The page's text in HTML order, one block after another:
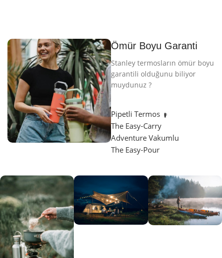
Ömür Boyu Garanti
Stanley termosların ömür boyu
garantili olduğunu biliyor
muydunuz ?
Pipetli Termos
The Easy-Carry
Adventure Vakumlu
The Easy-Pour